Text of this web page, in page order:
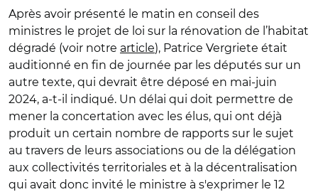
Après avoir présenté le matin en conseil des
ministres le projet de loi sur la rénovation de l’habitat
dégradé (voir notre article), Patrice Vergriete était
auditionné en fin de journée par les députés sur un
autre texte, qui devrait être déposé en mai-juin
2024, a-t-il indiqué. Un délai qui doit permettre de
mener la concertation avec les élus, qui ont déjà
produit un certain nombre de rapports sur le sujet
au travers de leurs associations ou de la délégation
aux collectivités territoriales et à la décentralisation
qui avait donc invité le ministre à s'exprimer le 12